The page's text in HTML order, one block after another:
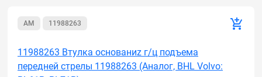
AM 11988263
11988263 Втулка основаниz г/ц подъема
передней стрелы 11988263 (Аналог, BHL Volvo: